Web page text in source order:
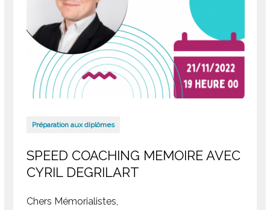
Préparation aux diplômes
SPEED COACHING MEMOIRE AVEC
CYRIL DEGRILART
Chers Mémorialistes,